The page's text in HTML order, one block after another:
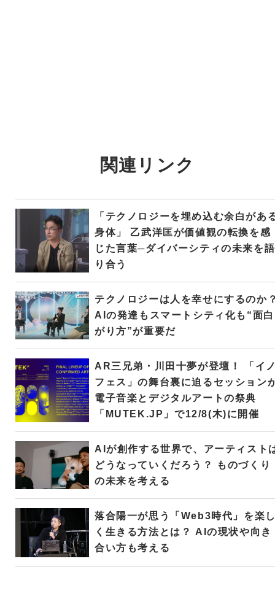
関連リンク
「テクノロジーを埋め込む余白があ
身体」 乙武洋匡が価値観の転換を感
じた言葉─ダイバーシティの未来を語
り合う
テクノロジーは人を幸せにするのか
AIの発達もスマートシティ化も“面白
がり方”が重要だ
AR三兄弟・川田十夢が登壇！ 「イ
フェス」の舞台裏に迫るセッション
電子音楽とデジタルアートの祭典
「MUTEK.JP」で12/8(木)に開催
AIが創作する世界で、アーティスト
どうなっていくだろう？ ものづくり
の未来を考える
落合陽一が思う「Web3時代」を楽
く生きる方法とは？ AIの現状や向き
合い方も考える